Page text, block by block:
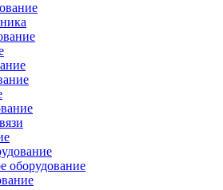
оборудование